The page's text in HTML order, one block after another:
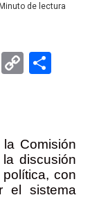
de lectura
Copy
Comisión
discusión
con
el sistema